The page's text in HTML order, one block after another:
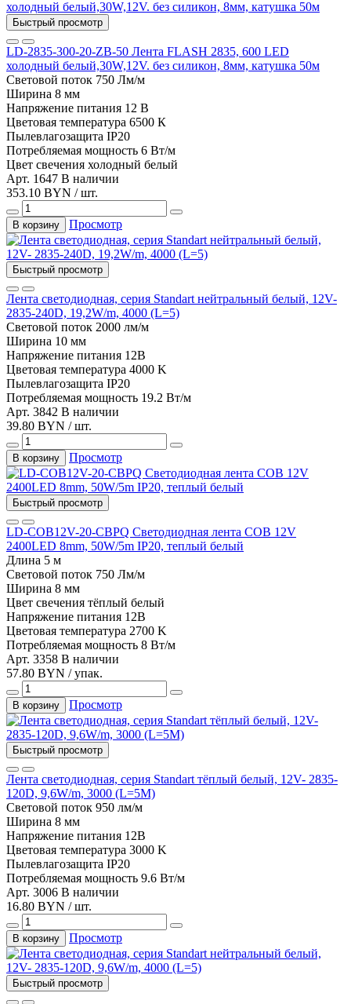
Быстрый просмотр
LD-2835-300-20-ZB-50 Лента FLASH 2835, 600 LED
холодный белый,30W,12V. без силикон, 8мм, катушка 50м
Световой поток 750 Лм/м
Ширина 8 мм
Напряжение питания 12 В
Цветовая температура 6500 К
Пылевлагозащита IP20
Потребляемая мощность 6 Вт/м
Цвет свечения холодный белый
Арт. 1647 В наличии
353.10 BYN / шт.
В корзину Просмотр
Быстрый просмотр
Лента светодиодная, серия Standart нейтральный белый, 12V-
2835-240D, 19,2W/m, 4000 (L=5)
Световой поток 2000 лм/м
Ширина 10 мм
Напряжение питания 12В
Цветовая температура 4000 K
Пылевлагозащита IP20
Потребляемая мощность 19.2 Вт/м
Арт. 3842 В наличии
39.80 BYN / шт.
В корзину Просмотр
Быстрый просмотр
LD-COB12V-20-CBPQ Светодиодная лента COB 12V
2400LED 8mm, 50W/5m IP20, теплый белый
Длина 5 м
Световой поток 750 Лм/м
Ширина 8 мм
Цвет свечения тёплый белый
Напряжение питания 12В
Цветовая температура 2700 K
Потребляемая мощность 8 Вт/м
Арт. 3358 В наличии
57.80 BYN / упак.
В корзину Просмотр
Быстрый просмотр
Лента светодиодная, серия Standart тёплый белый, 12V- 2835-
120D, 9,6W/m, 3000 (L=5М)
Световой поток 950 лм/м
Ширина 8 мм
Напряжение питания 12В
Цветовая температура 3000 K
Пылевлагозащита IP20
Потребляемая мощность 9.6 Вт/м
Арт. 3006 В наличии
16.80 BYN / шт.
В корзину Просмотр
Быстрый просмотр